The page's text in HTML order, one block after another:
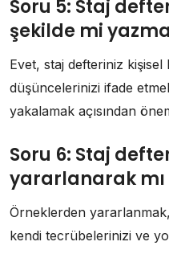
Soru 5: Staj
şekilde mi
Evet, staj defteriniz kişisel
düşüncelerinizi ifade
yakalamak açısından
Soru 6: Staj
yararlanarak mı
Örneklerden
kendi tecrübelerinizi ve